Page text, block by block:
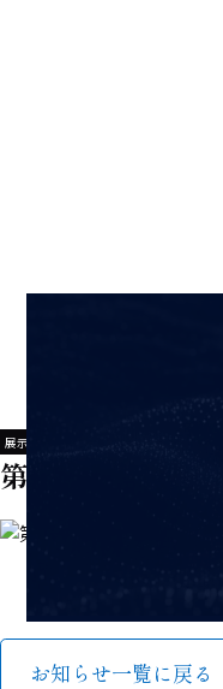
展示会情報
第44回 新潟どて
お知らせ一覧に戻る